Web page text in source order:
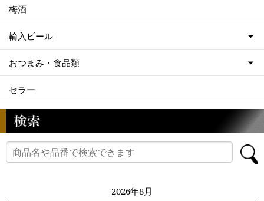
梅酒
輸入ビール
おつまみ・食品類
セラー
2026年8月